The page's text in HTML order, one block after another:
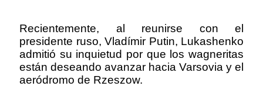
Recientemente, al reunirse con el
presidente ruso, Vladímir Putin, Lukashenko
admitió su inquietud por que los wagneritas
están deseando avanzar hacia Varsovia y el
aeródromo de Rzeszow.